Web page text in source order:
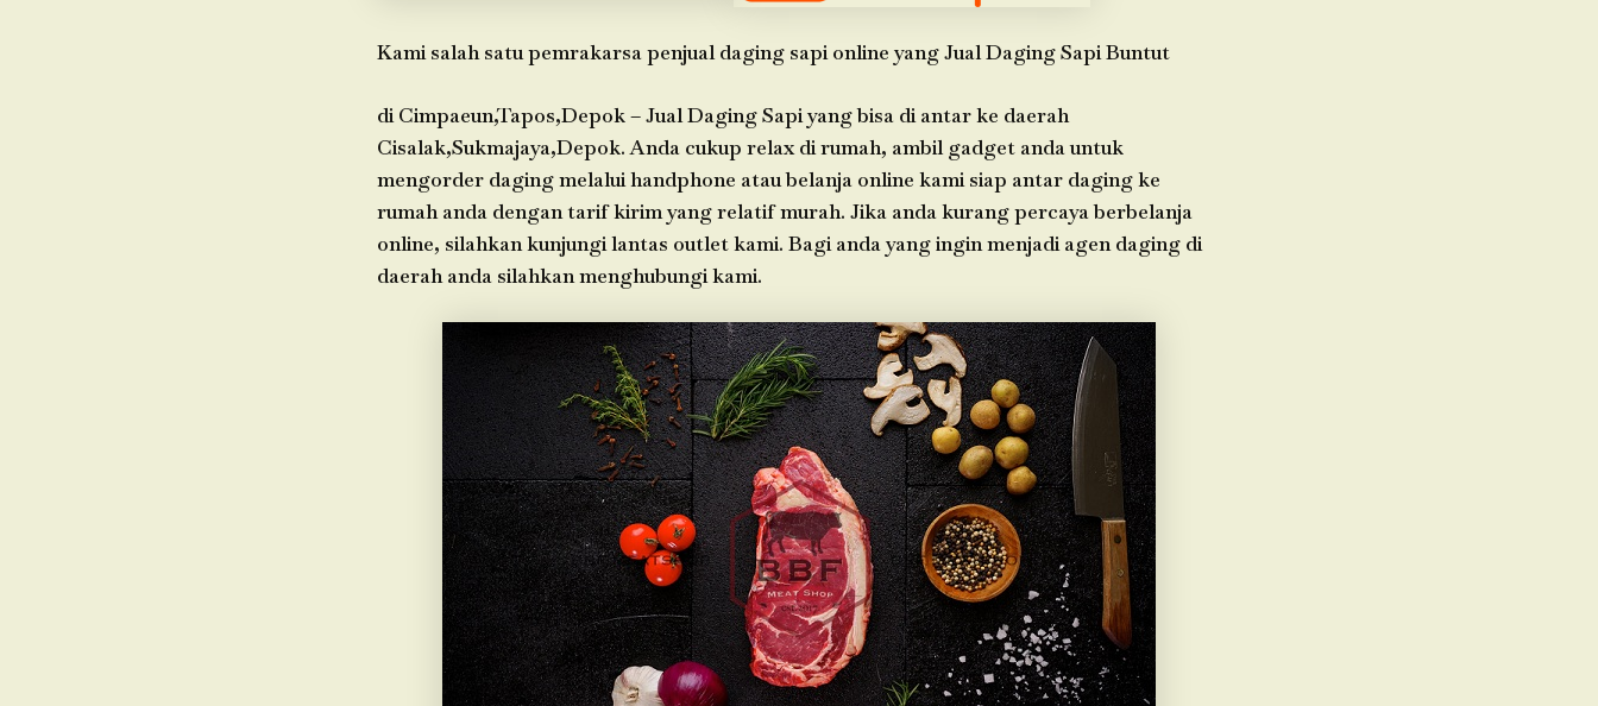
Kami salah satu pemrakarsa penjual daging sapi online yang Jual Daging Sapi Buntut
di Cimpaeun,Tapos,Depok – Jual Daging Sapi yang bisa di antar ke daerah
Cisalak,Sukmajaya,Depok. Anda cukup relax di rumah, ambil gadget anda untuk
mengorder daging melalui handphone atau belanja online kami siap antar daging ke
rumah anda dengan tarif kirim yang relatif murah. Jika anda kurang percaya berbelanja
online, silahkan kunjungi lantas outlet kami. Bagi anda yang ingin menjadi agen daging di
daerah anda silahkan menghubungi kami.